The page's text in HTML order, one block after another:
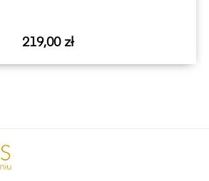
Cena
219,00 zł